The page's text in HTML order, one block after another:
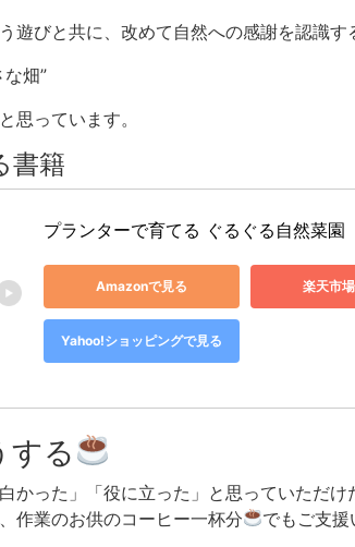
遊びと共に、改めて自然への感謝を認識す
畑”
思っています。
書籍
プランターで育てる ぐるぐる自然菜園
Amazonで見る 楽天市
Yahoo!ショッピングで見る
する
かった」「役に立った」と思っていただけ
作業のお供のコーヒー一杯分
でもご支援